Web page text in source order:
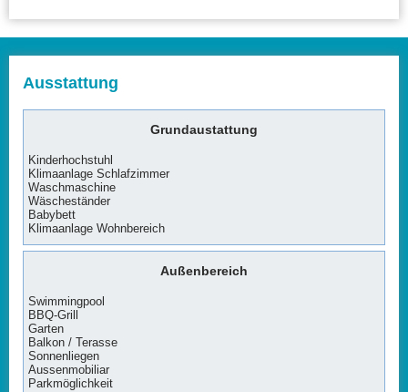
Ausstattung
Grundaustattung
Kinderhochstuhl
Klimaanlage Schlafzimmer
Waschmaschine
Wäscheständer
Babybett
Klimaanlage Wohnbereich
Außenbereich
Swimmingpool
BBQ-Grill
Garten
Balkon / Terasse
Sonnenliegen
Aussenmobiliar
Parkmöglichkeit